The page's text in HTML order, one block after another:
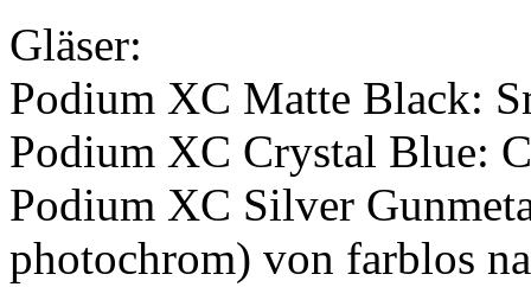
Gläser:
Podium XC Matte Black:
Podium XC Crystal Blue:
Podium XC Silver
photochrom) von farblos